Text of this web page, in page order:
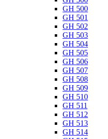
GH 500
GH 501
GH 502
GH 503
GH 504
GH 505
GH 506
GH 507
GH 508
GH 509
GH 510
GH 511
GH 512
GH 513
GH 514